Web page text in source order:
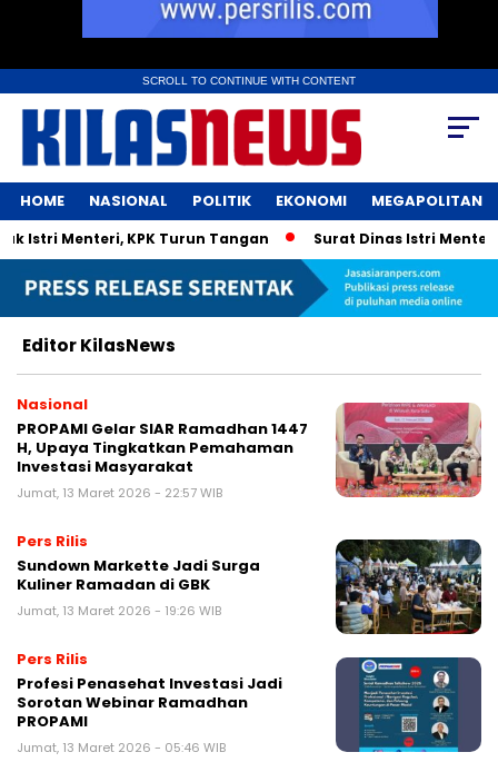
SCROLL TO CONTINUE WITH CONTENT
HOME NASIONAL POLITIK EKONOMI MEGAPOLITAN
Menteri, KPK Turun Tangan Surat Dinas Istri Menteri
Editor KilasNews
Nasional
PROPAMI Gelar SIAR Ramadhan 1447
H, Upaya Tingkatkan Pemahaman
Investasi Masyarakat
Jumat, 13 Maret 2026 - 22:57 WIB
Pers Rilis
Sundown Markette Jadi Surga
Kuliner Ramadan di GBK
Jumat, 13 Maret 2026 - 19:26 WIB
Pers Rilis
Profesi Penasehat Investasi Jadi
Sorotan Webinar Ramadhan
PROPAMI
Jumat, 13 Maret 2026 - 05:46 WIB